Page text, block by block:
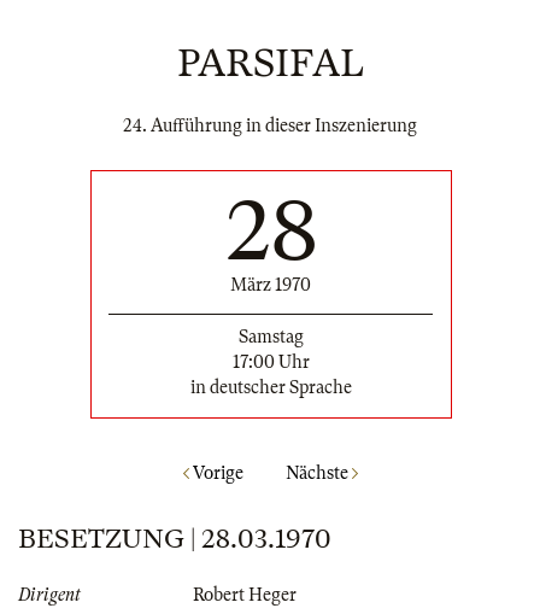
PARSIFAL
24. Aufführung in dieser Inszenierung
28
März 1970
Samstag
17:00 Uhr
in deutscher Sprache
Vorige Nächste
BESETZUNG | 28.03.1970
Dirigent
Robert Heger